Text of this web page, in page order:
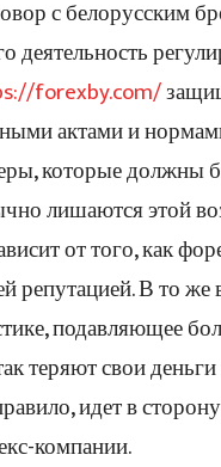
с белорусским
деятельность
forexby.com/
актами и
которые должны
лишаются этой
от того, как
репутацией. В то же
подавляющее
теряют свои
идет в
компании.